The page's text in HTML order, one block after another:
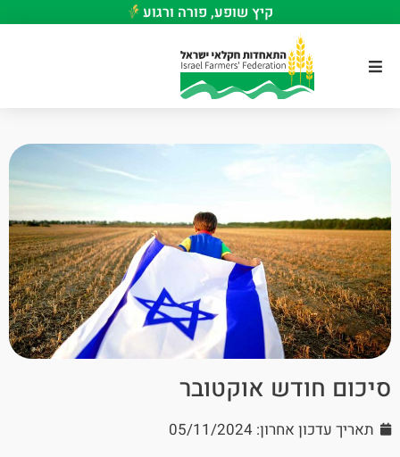
קיץ שופע, פורה ורגוע
סיכום חודש אוקטובר
תאריך עדכון אחרון: 05/11/2024